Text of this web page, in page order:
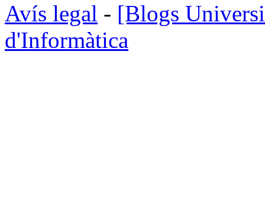
Avís legal - [Blogs
d'Informàtica